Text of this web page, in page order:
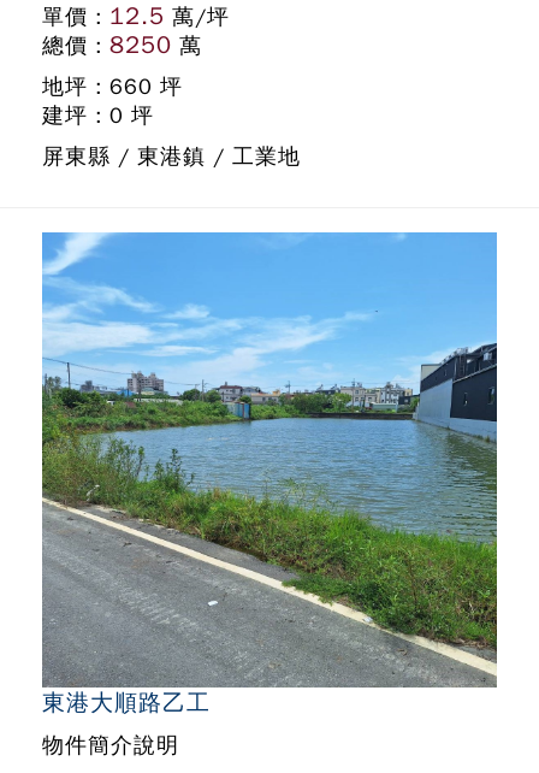
單價 : 12.5 萬/坪
總價 : 8250 萬
地坪 : 660 坪
建坪 : 0 坪
屏東縣 / 東港鎮 / 工業地
東港大順路乙工
物件簡介說明